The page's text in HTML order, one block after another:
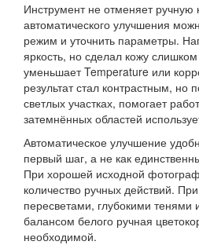
Инструмент не отменяет
автоматического улучшения
режим и уточнить параметры.
яркость, но сделал кожу
уменьшает Temperature или
результат стал контрастным, но
светлых участках, помогает
затемнённых областей
Автоматическое улучшение
первый шаг, а не как
При хорошей исходной
количество ручных действий.
пересветами, глубокими
балансом белого ручная
необходимой.